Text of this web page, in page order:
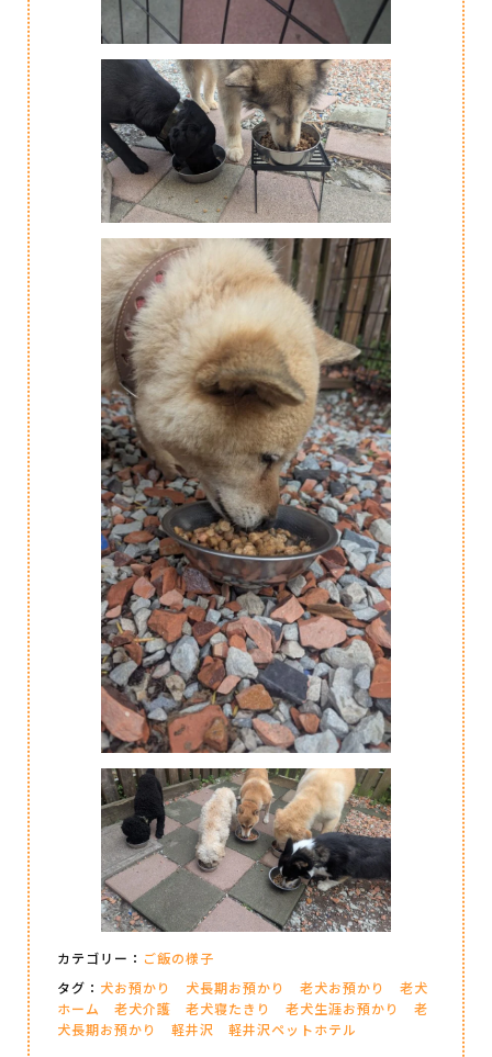
カテゴリー： ご飯の様子
タグ： 犬お預かり 犬長期お預かり 老犬お預かり
老犬
ホーム
老犬介護 老犬寝たきり 老犬生涯お預かり
老
犬長期お預かり
軽井沢 軽井沢ペットホテル